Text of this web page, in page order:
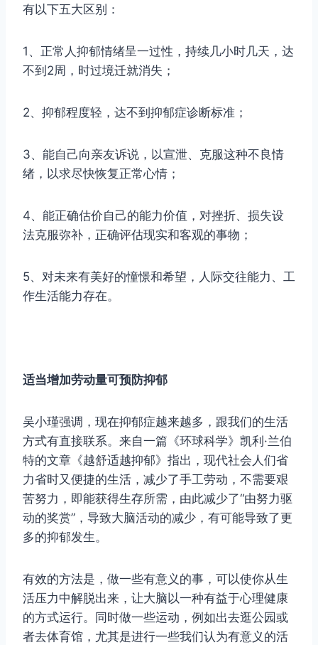
有以下五大区别：
1、正常人抑郁情绪呈一过性，持续几小时几天，达
不到2周，时过境迁就消失；
2、抑郁程度轻，达不到抑郁症诊断标准；
3、能自己向亲友诉说，以宣泄、克服这种不良情
绪，以求尽快恢复正常心情；
4、能正确估价自己的能力价值，对挫折、损失设
法克服弥补，正确评估现实和客观的事物；
5、对未来有美好的憧憬和希望，人际交往能力、工
作生活能力存在。
适当增加劳动量可预防抑郁
吴小瑾强调，现在抑郁症越来越多，跟我们的生活
方式有直接联系。来自一篇《环球科学》凯利·兰伯
特的文章《越舒适越抑郁》指出，现代社会人们省
力省时又便捷的生活，减少了手工劳动，不需要艰
苦努力，即能获得生存所需，由此减少了“由努力驱
动的奖赏”，导致大脑活动的减少，有可能导致了更
多的抑郁发生。
有效的方法是，做一些有意义的事，可以使你从生
活压力中解脱出来，让大脑以一种有益于心理健康
的方式运行。同时做一些运动，例如出去逛公园或
者去体育馆，尤其是进行一些我们认为有意义的活